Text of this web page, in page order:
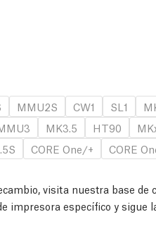
MMU2S CW1 SL1
MK3.5 HT90
CORE One/+ CORE
visita nuestra base de
impresora específico y sigue